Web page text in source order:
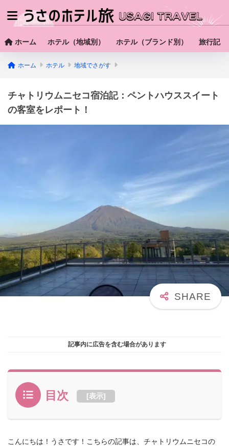
ホーム ホテル（地域別） ホテル（ブランド別） 旅行記
ホーム ホテル 地域でさがす
チャトリウムニセコ宿泊記：ペントハウススイート
の客室をレポート！
記事内に広告を含む場合があります
目次 [表示]
こんにちは！うさです！こちらの記事は、チャトリウムニセコの